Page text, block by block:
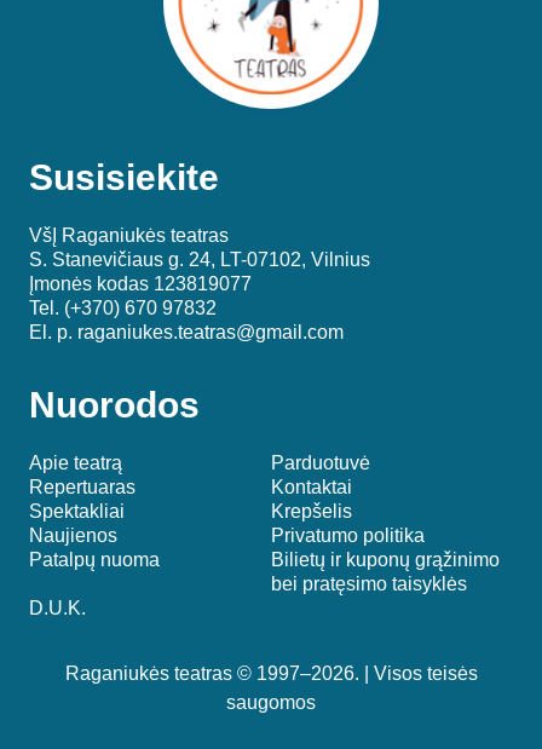
Susisiekite
VšĮ Raganiukės teatras
S. Stanevičiaus g. 24, LT-07102, Vilnius
Įmonės kodas 123819077
Tel. (+370) 670 97832
El. p. raganiukes.teatras@gmail.com
Nuorodos
Apie teatrą
Parduotuvė
Repertuaras
Kontaktai
Spektakliai
Krepšelis
Naujienos
Privatumo politika
Patalpų nuoma
Bilietų ir kuponų grąžinimo
bei pratęsimo taisyklės
D.U.K.
Raganiukės teatras © 1997–2026. | Visos teisės
saugomos